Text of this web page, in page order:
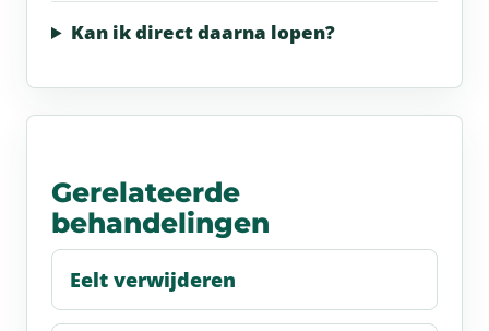
Kan ik direct daarna lopen?
Gerelateerde
behandelingen
Eelt verwijderen